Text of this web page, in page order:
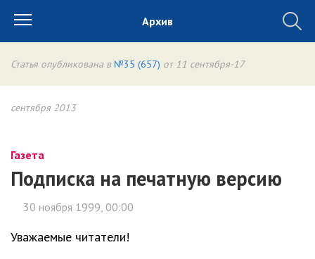
Архив
Статья опубликована в №35 (657) от 11 сентября-17
сентября 2013
Газета
Подписка на печатную версию
30 ноября 1999, 00:00
Уважаемые читатели!